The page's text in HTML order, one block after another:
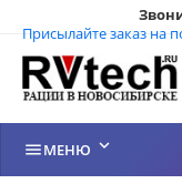
Присылайте заказ на
МЕНЮ 